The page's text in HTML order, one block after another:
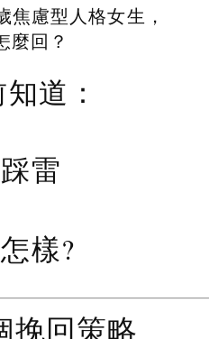
焦慮型人格女生，
麼回？
道：
雷
樣?
挽回策略